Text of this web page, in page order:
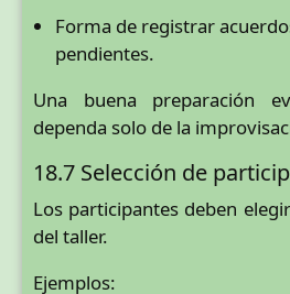
Forma de registrar
pendientes.
Una buena preparación
dependa solo de la
18.7 Selección de
Los participantes deben
del taller.
Ejemplos: